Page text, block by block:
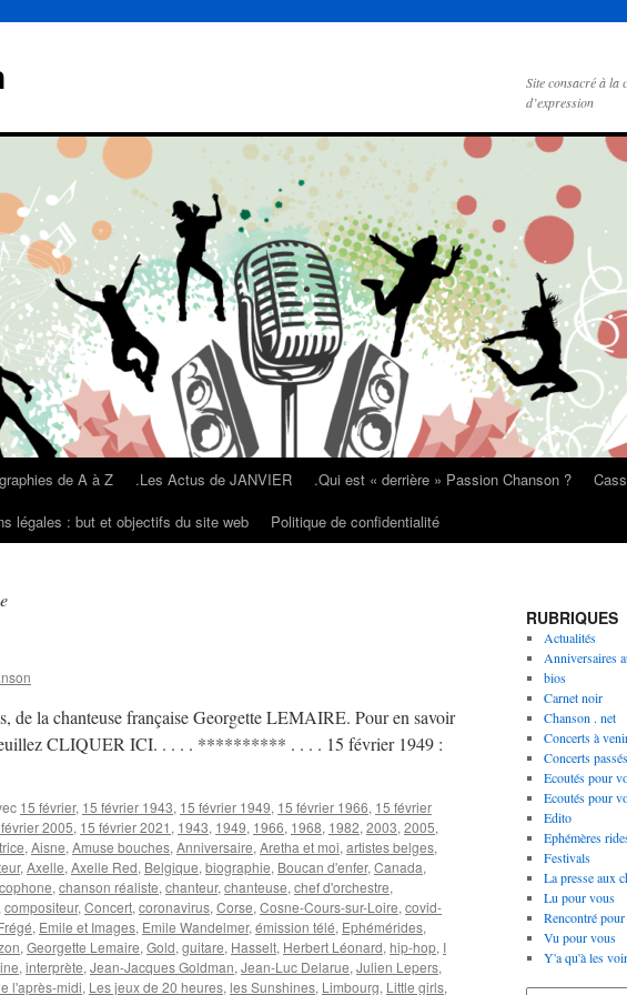
Site consacré à la
d’expression
de A à Z .Les Actus de JANVIER .Qui est « derrière » Passion Chanson ?
légales : but et objectifs du site web Politique de confidentialité
de la chanteuse française Georgette LEMAIRE. Pour en savoir
CLIQUER ICI. . . . . ********** . . . . 15 février 1949 :
15 février, 15 février 1943, 15 février 1949, 15 février 1966, 15 février
2005, 15 février 2021 , 1943, 1949, 1966, 1968, 1982, 2003, 2005,
, Aisne, Amuse bouches, Anniversaire, Aretha et moi, artistes belges,
, Axelle, Axelle Red, Belgique, biographie, Boucan d'enfer, Canada,
, chanson réaliste, chanteur, chanteuse, chef d'orchestre,
compositeur, Concert, coronavirus, Corse, Cosne-Cours-sur-Loire, covid-
, Emile et Images, Emile Wandelmer, émission télé, Ephémérides,
, Georgette Lemaire, Gold, guitare, Hasselt, Herbert Léonard, hip-hop, I
, interprète, Jean-Jacques Goldman, Jean-Luc Delarue, Julien Lepers,
l'après-midi, Les jeux de 20 heures, les Sunshines, Limbourg, Little girls,
RUBRIQUES
Actualités
Anniversaires
bios
Carnet noir
Chanson . net
Concerts à
Concerts
Ecoutés pour
Ecoutés pour
Edito
Ephémères
Festivals
La presse aux
Lu pour vous
Rencontré
Vu pour vous
Y'a qu'à les